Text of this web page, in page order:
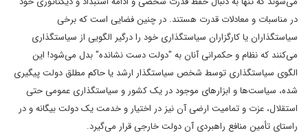
در مناسبات و معادلات قدرت هستند. در چنین فضایی است که برخی
سیاستگذاران یا کارگزاران سیاستگذاری خود را درگیر الگویی از سیاستگذاری
می‌کنند که نظام و حکمرانی آنان به "دولت دست نشانده" بدل می‌شود! این
الگوی سیاستگذاری توسط شخص سیاستگذار ارشد یا حاکم مطلق دولت پیگیری
شده، سیاست‌ها و ابزارهای موجود در یک کشور و سیاستگذاری عمومی حتی
استقلال، عزت و تمامیت ارضی آن نیز در اختیار و خدمت یک دولت بیگانه و در
راستای تأمین منافع راهبردی آن دولت خارجی قرار می‌گیرد.